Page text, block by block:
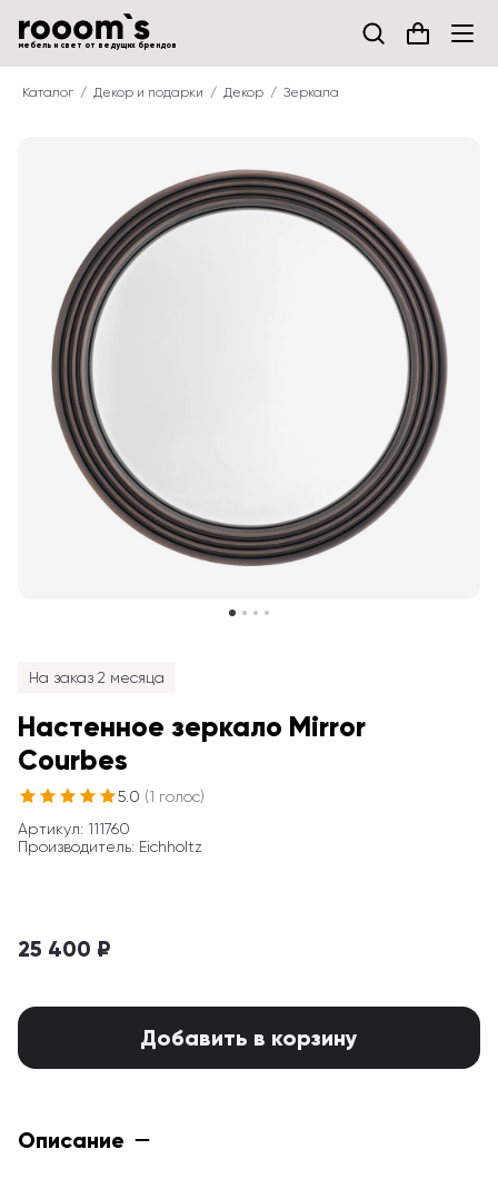
мебель и свет от ведущих брендов
Каталог Декор и подарки Декор Зеркала
На заказ 2 месяца
Настенное зеркало Mirror
Courbes
5.0 (1 голос)
Артикул: 111760
Производитель: Eichholtz
25 400 ₽
Добавить в корзину
Описание